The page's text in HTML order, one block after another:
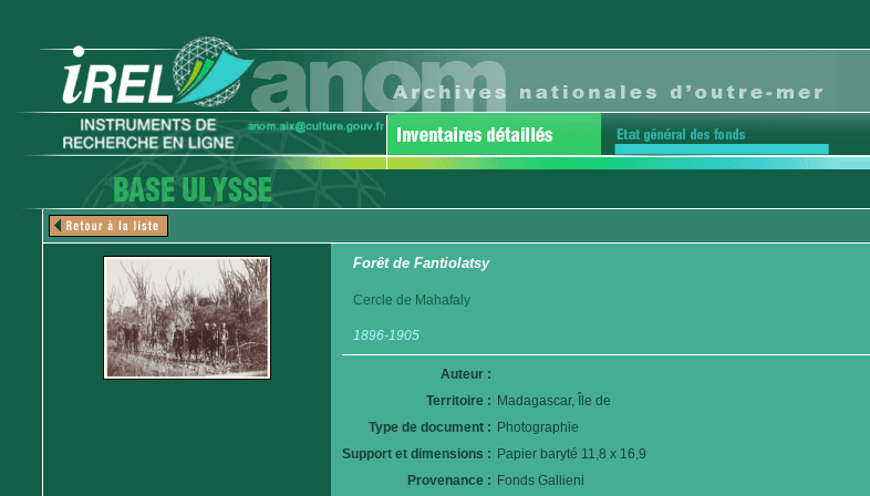
Forêt de Fantiolatsy
Cercle de Mahafaly
1896-1905
Auteur :
Territoire : Madagascar, Île de
Type de document : Photographie
Support et dimensions : Papier baryté 11,8 x 16,9
Provenance : Fonds Gallieni